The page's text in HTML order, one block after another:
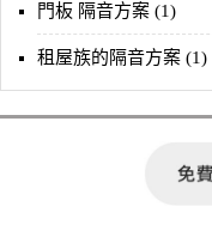
門板 隔音方案 (1)
租屋族的隔音方案 (1)